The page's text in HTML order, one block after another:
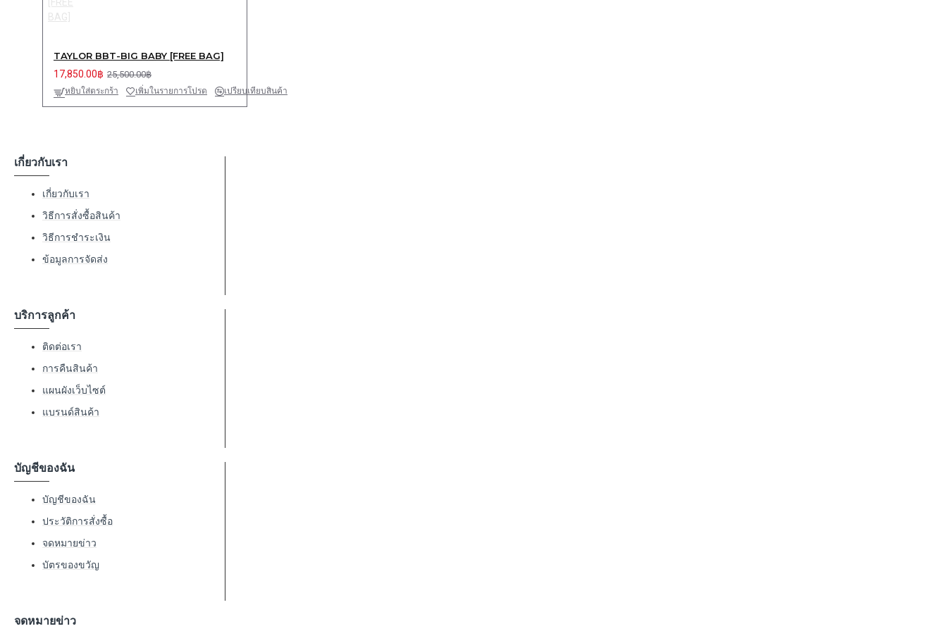
TAYLOR BBT-BIG BABY [FREE BAG]
17,850.00฿ 25,500.00฿
หยิบใส่ตระกร้า เพิ่มในรายการโปรด เปรียบเทียบสินค้า
เกี่ยวกับเรา
เกี่ยวกับเรา
วิธีการสั่งซื้อสินค้า
วิธีการชำระเงิน
ข้อมูลการจัดส่ง
บริการลูกค้า
ติดต่อเรา
การคืนสินค้า
แผนผังเว็บไซต์
แบรนด์สินค้า
บัญชีของฉัน
บัญชีของฉัน
ประวัติการสั่งซื้อ
จดหมายข่าว
บัตรของขวัญ
จดหมายข่าว